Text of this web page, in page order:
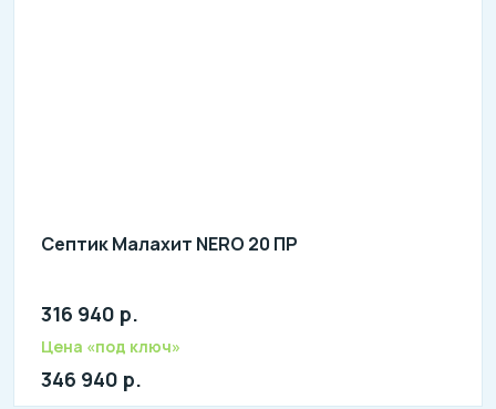
Септик Малахит NERO 20 ПР
литров в сутки: 4000
л: 1000
316 940 р.
Цена «под ключ»
346 940 р.